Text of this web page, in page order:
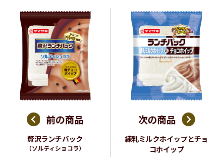
前の商品
贅沢ランチパック
（ソルティショコラ）
次の商品
練乳ミルクホイップとチョ
コホイップ